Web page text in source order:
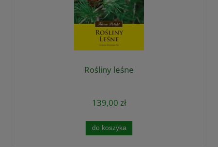
Rośliny leśne
139,00 zł
do koszyka